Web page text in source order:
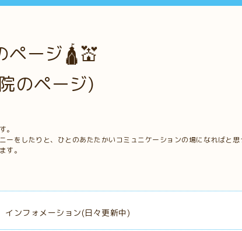
ページ🛕💒
のページ)
。
をしたりと、ひとのあたたかいコミュニケーションの場になればと思
す。
インフォメーション(日々更新中)